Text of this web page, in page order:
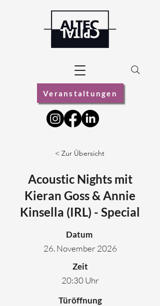
Veranstaltungen
< Zur Übersicht
Acoustic Nights mit
Kieran Goss & Annie
Kinsella (IRL) - Special
Datum
26. November 2026
Zeit
20:30 Uhr
Türöffnung